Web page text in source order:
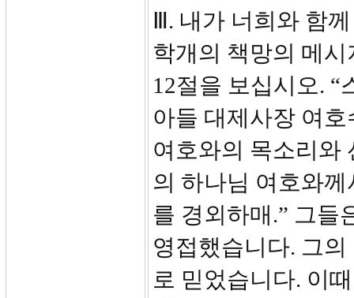
Ⅲ. 내가 너희와 함
학개의 책망의 메
12절을 보십시오.
아들 대제사장 여
여호와의 목소리와
의 하나님 여호와
를 경외하매.” 그들
영접했습니다. 그
로 믿었습니다. 이